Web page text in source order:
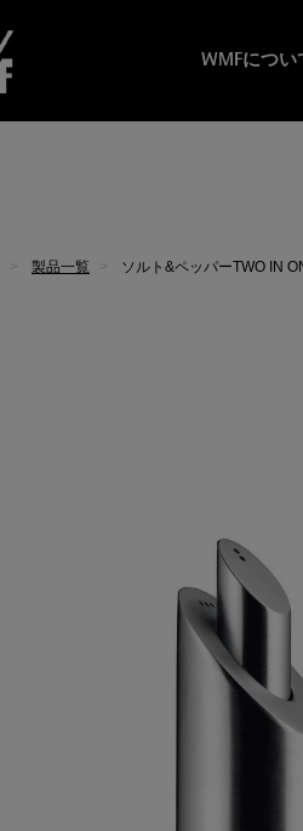
WMFについ
製品一覧 ソルト&ペッパーTWO IN